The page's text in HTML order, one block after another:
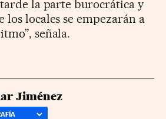
la parte burocrática y
los locales se empezarán a
señala.
Jiménez